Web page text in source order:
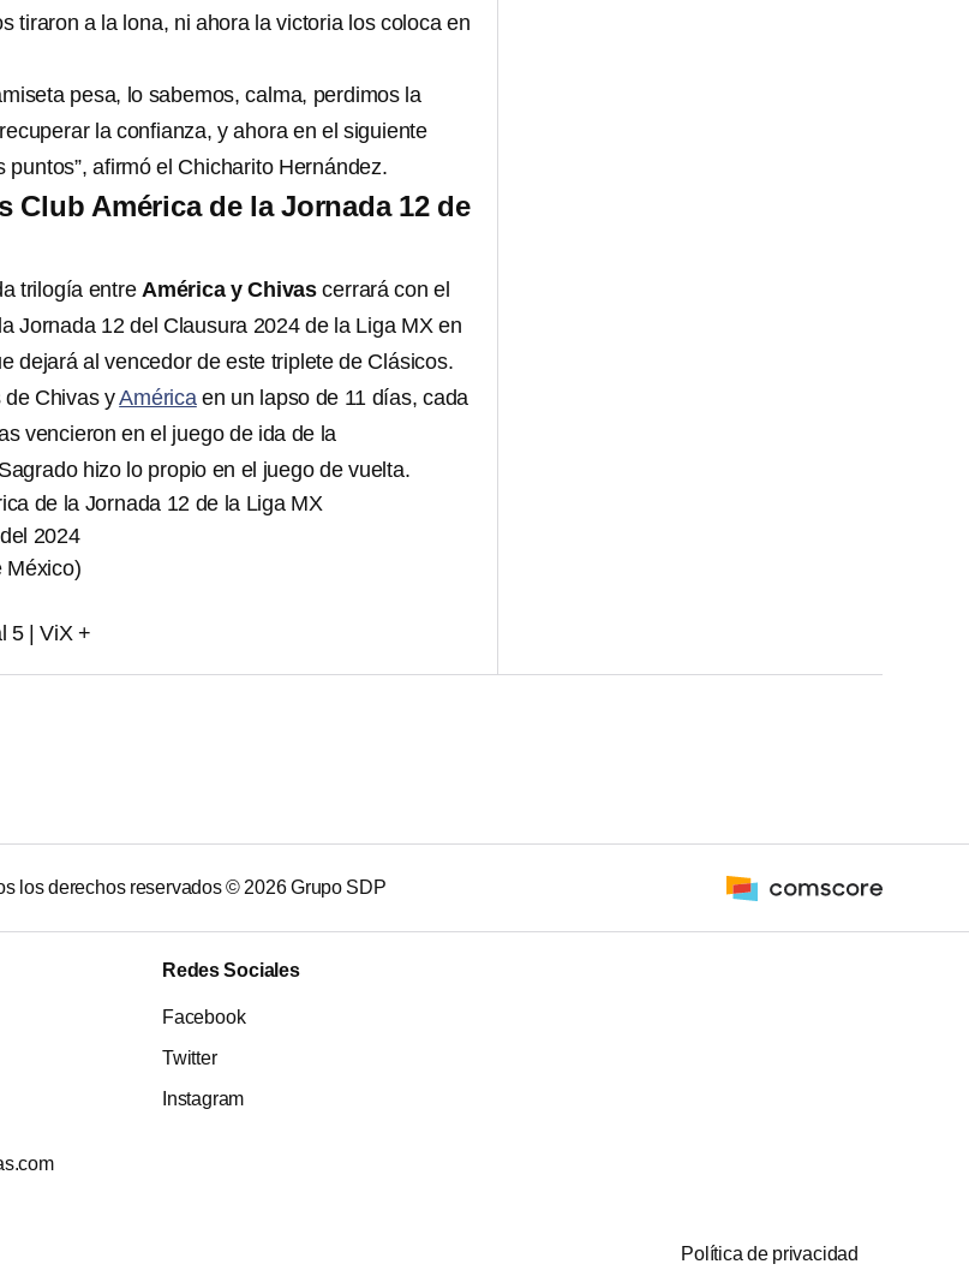
tiraron a la lona, ni ahora la victoria los coloca en
pesa, lo sabemos, calma, perdimos la
la confianza, y ahora en el siguiente
afirmó el Chicharito Hernández.
Club América de la Jornada 12 de
trilogía entre América y Chivas cerrará con el
Jornada 12 del Clausura 2024 de la Liga MX en
dejará al vencedor de este triplete de Clásicos.
de Chivas yAméricaen un lapso de 11 días, cada
vencieron en el juego de ida de la
hizo lo propio en el juego de vuelta.
de la Jornada 12 de la Liga MX
2024
México)
5 | ViX +
los derechos reservados © 2026Grupo SDP
Redes Sociales
Facebook
Twitter
Instagram
Política de privacidad